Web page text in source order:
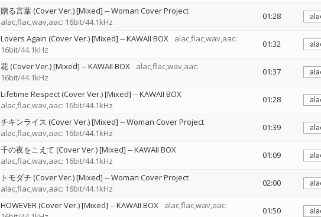
贈る言葉 (Cover Ver.) [Mixed] --Woman Cover Project
alac,flac,wav,aac: 16bit/44.1kHz
01:28
Lovers Again (Cover Ver.) [Mixed] --KAWAII BOX
alac,flac,wav,aac:
16bit/44.1kHz
01:32
花 (Cover Ver.) [Mixed] --KAWAII BOX
alac,flac,wav,aac:
16bit/44.1kHz
01:37
Lifetime Respect (Cover Ver.) [Mixed] --KAWAII BOX
alac,flac,wav,aac: 16bit/44.1kHz
01:28
チキンライス (Cover Ver.) [Mixed] --Woman Cover Project
alac,flac,wav,aac: 16bit/44.1kHz
01:39
千の夜をこえて (Cover Ver.) [Mixed] --KAWAII BOX
alac,flac,wav,aac: 16bit/44.1kHz
01:09
トモダチ (Cover Ver.) [Mixed] --Woman Cover Project
alac,flac,wav,aac: 16bit/44.1kHz
02:00
HOWEVER (Cover Ver.) [Mixed] --KAWAII BOX
alac,flac,wav,aac:
01:50